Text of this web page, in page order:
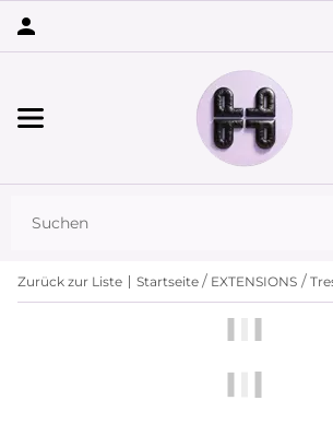
Zurück zur Liste Startseite EXTENSIONS